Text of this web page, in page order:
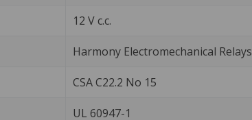
12 V c.c.
Harmony Electromechanical Relays
CSA C22.2 No 15
UL 60947-1